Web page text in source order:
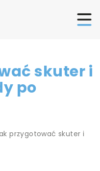
skuter i
po
przygotować skuter i